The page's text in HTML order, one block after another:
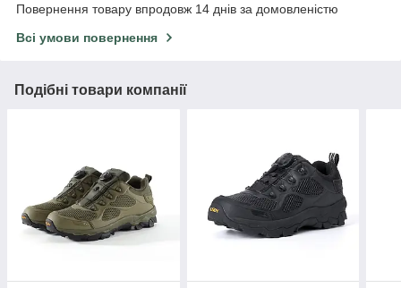
Повернення товару впродовж 14 днів за домовленістю
Всі умови повернення
Подібні товари компанії